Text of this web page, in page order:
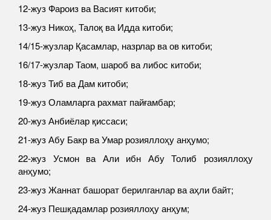
12-жуз Фароиз ва Васият китоби;
13-жуз Никоҳ, Талоқ ва Идда китоби;
14/15-жузлар Қасамлар, назрлар ва ов китоби;
16/17-жузлар Таом, шароб ва либос китоби;
18-жуз Тиб ва Дам китоби;
19-жуз Оламларга рахмат пайғамбар;
20-жуз Анбиёлар қиссаси;
21-жуз Абу Бакр ва Умар розияллоҳу анҳумо;
22-жуз Усмон ва Али ибн Абу Толиб розияллоҳу
анҳумо;
23-жуз Жаннат башорат берилганлар ва аҳли байт;
24-жуз Пешқадамлар розияллоҳу анҳум;